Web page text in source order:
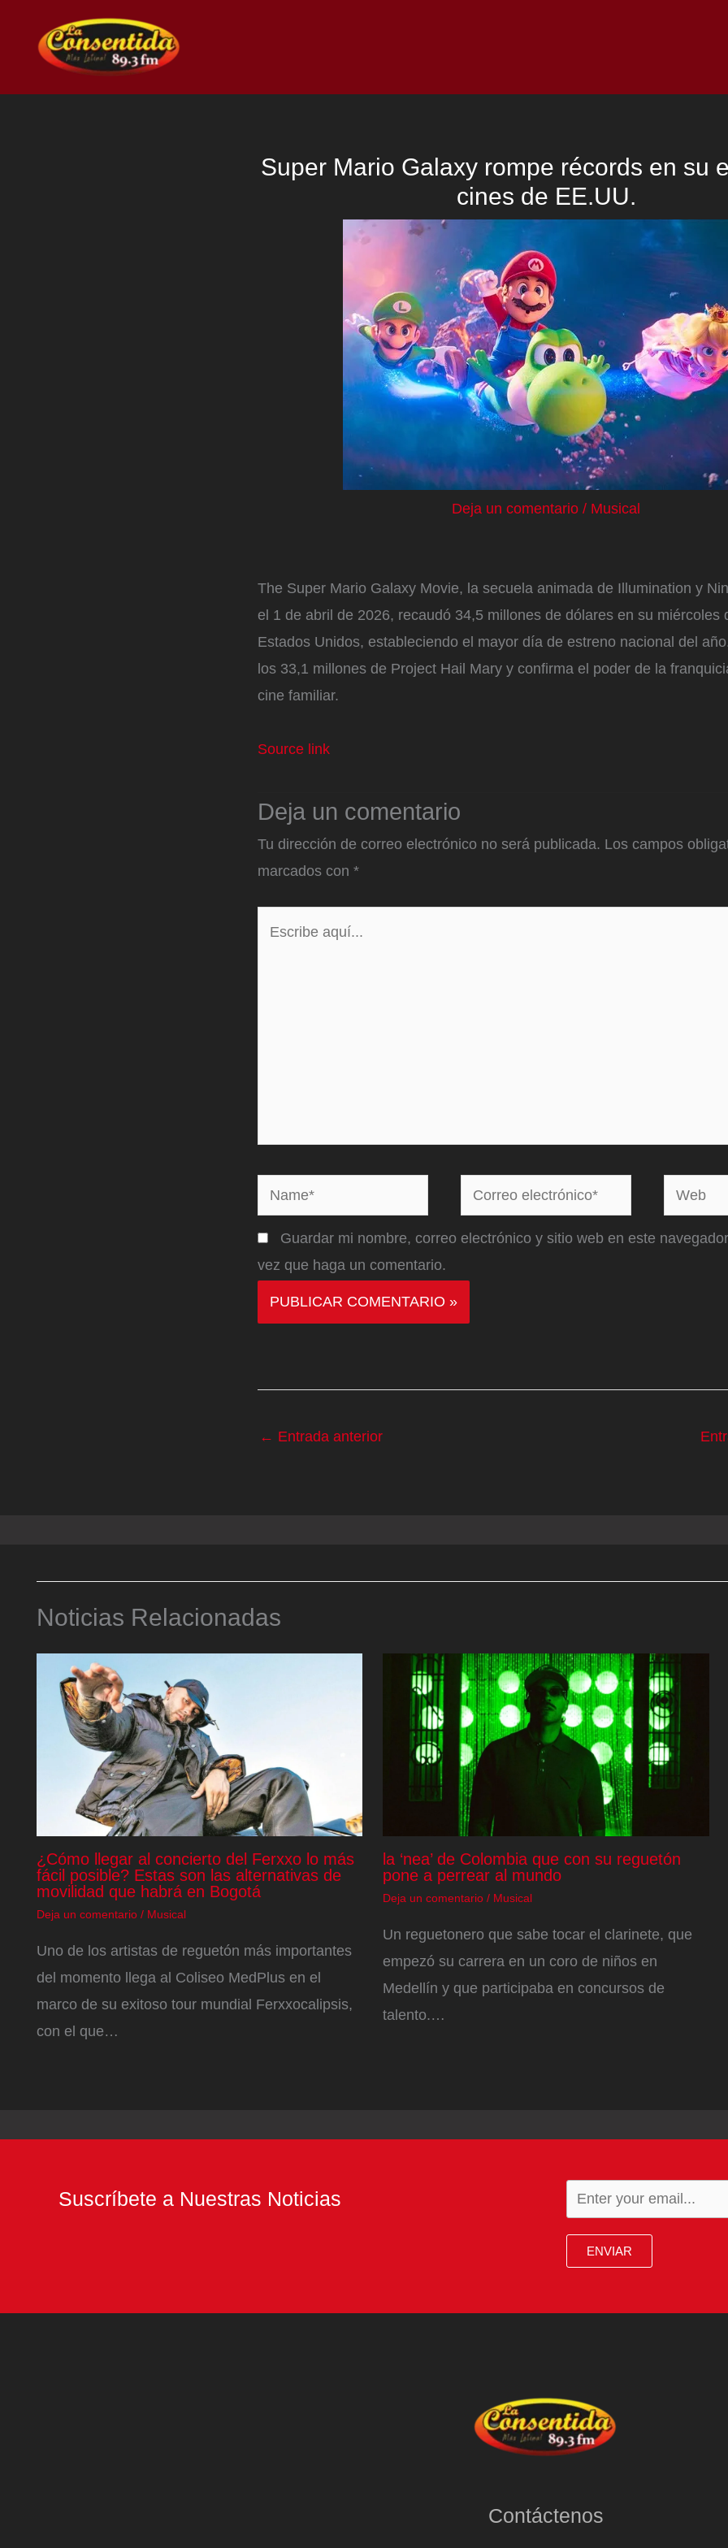
contenido
Super Mario Galaxy rompe récords en su
cines de EE.UU.
Deja un comentario / Musical
The Super Mario Galaxy Movie, la secuela animada de Illumination y
el 1 de abril de 2026, recaudó 34,5 millones de dólares en su miércoles
Estados Unidos, estableciendo el mayor día de estreno nacional del
los 33,1 millones de Project Hail Mary y confirma el poder de la
cine familiar.
Source link
Deja un comentario
Tu dirección de correo electrónico no será publicada. Los campos
marcados con *
Name*
Correo
electrónico*
Web
Guardar mi nombre, correo electrónico y sitio web en este
vez que haga un comentario.
← Entrada anterior
Noticias Relacionadas
¿Cómo llegar al concierto del Ferxxo lo más
fácil posible? Estas son las alternativas de
movilidad que habrá en Bogotá
Deja un comentario / Musical
Uno de los artistas de reguetón más importantes
del momento llega al Coliseo MedPlus en el
marco de su exitoso tour mundial Ferxxocalipsis,
con el que…
la ‘nea’ de Colombia que con su reguetón
pone a perrear al mundo
Deja un comentario / Musical
Un reguetonero que sabe tocar el clarinete, que
empezó su carrera en un coro de niños en
Medellín y que participaba en concursos de
talento.…
Suscríbete a Nuestras Noticias
ENVIAR
Contáctenos